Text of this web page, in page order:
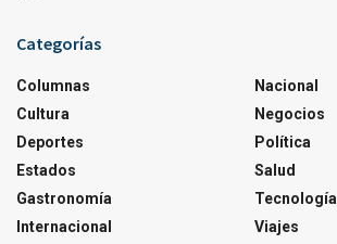
Categorías
Columnas
Cultura
Deportes
Estados
Gastronomía
Internacional
Nacional
Negocios
Política
Salud
Tecnología
Viajes